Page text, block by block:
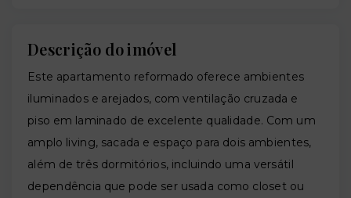
Descrição do imóvel
Este apartamento reformado oferece ambientes
iluminados e arejados, com ventilação cruzada e
piso em laminado de excelente qualidade. Com um
amplo living, sacada e espaço para dois ambientes,
além de três dormitórios, incluindo uma versátil
dependência que pode ser usada como closet ou